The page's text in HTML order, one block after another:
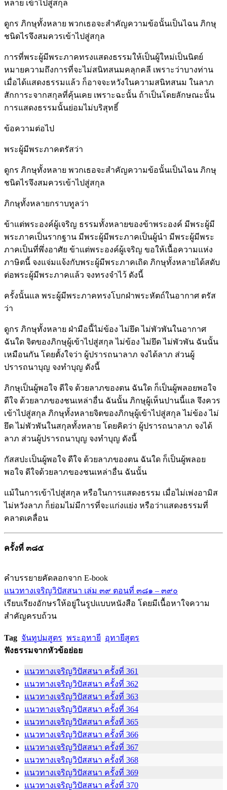
หลาย เข้าไปสู่สกุล
ดูกร ภิกษุทั้งหลาย พวกเธอจะสำคัญความข้อนั้นเป็นไฉน ภิกษุ
ชนิดไรจึงสมควรเข้าไปสู่สกุล
การที่พระผู้มีพระภาคทรงแสดงธรรมให้เป็นผู้ใหม่เป็นนิตย์
หมายความถึงการที่จะไม่สนิทสนมคลุกคลี เพราะว่าบางท่าน
เมื่อได้แสดงธรรมแล้ว ก็อาจจะหวังในความสนิทสนม ในลาภ
สักการะจากสกุลที่คุ้นเคย เพราะฉะนั้น ถ้าเป็นโดยลักษณะนั้น
การแสดงธรรมนั้นย่อมไม่บริสุทธิ์
ข้อความต่อไป
พระผู้มีพระภาคตรัสว่า
ดูกร ภิกษุทั้งหลาย พวกเธอจะสำคัญความข้อนั้นเป็นไฉน ภิกษุ
ชนิดไรจึงสมควรเข้าไปสู่สกุล
ภิกษุทั้งหลายกราบทูลว่า
ข้าแต่พระองค์ผู้เจริญ ธรรมทั้งหลายของข้าพระองค์ มีพระผู้มี
พระภาคเป็นรากฐาน มีพระผู้มีพระภาคเป็นผู้นำ มีพระผู้มีพระ
ภาคเป็นที่พึ่งอาศัย ข้าแต่พระองค์ผู้เจริญ ขอให้เนื้อความแห่ง
ภาษิตนี้ จงแจ่มแจ้งกับพระผู้มีพระภาคเถิด ภิกษุทั้งหลายได้สดับ
ต่อพระผู้มีพระภาคแล้ว จงทรงจำไว้ ดังนี้
ครั้งนั้นแล พระผู้มีพระภาคทรงโบกฝ่าพระหัตถ์ในอากาศ ตรัส
ว่า
ดูกร ภิกษุทั้งหลาย ฝ่ามือนี้ไม่ข้อง ไม่ยึด ไม่พัวพันในอากาศ
ฉันใด จิตของภิกษุผู้เข้าไปสู่สกุล ไม่ข้อง ไม่ยึด ไม่พัวพัน ฉันนั้น
เหมือนกัน โดยตั้งใจว่า ผู้ปรารถนาลาภ จงได้ลาภ ส่วนผู้
ปรารถนาบุญ จงทำบุญ ดังนี้
ภิกษุเป็นผู้พอใจ ดีใจ ด้วยลาภของตน ฉันใด ก็เป็นผู้พลอยพอใจ
ดีใจ ด้วยลาภของชนเหล่าอื่น ฉันนั้น ภิกษุผู้เห็นปานนี้แล จึงควร
เข้าไปสู่สกุล ภิกษุทั้งหลายจิตของภิกษุผู้เข้าไปสู่สกุล ไม่ข้อง ไม่
ยึด ไม่พัวพันในสกุลทั้งหลาย โดยคิดว่า ผู้ปรารถนาลาภ จงได้
ลาภ ส่วนผู้ปรารถนาบุญ จงทำบุญ ดังนี้
กัสสปะเป็นผู้พอใจ ดีใจ ด้วยลาภของตน ฉันใด ก็เป็นผู้พลอย
พอใจ ดีใจด้วยลาภของชนเหล่าอื่น ฉันนั้น
แม้ในการเข้าไปสู่สกุล หรือในการแสดงธรรม เมื่อไม่เพ่งอามิส
ไม่หวังลาภ ก็ย่อมไม่มีการที่จะแก่งแย่ง หรือว่าแสดงธรรมที่
คลาดเคลื่อน
ครั้งที่ ๓๘๕
คำบรรยายคัดลอกจาก E-book
แนวทางเจริญวิปัสสนา เล่ม ๓๙ ตอนที่ ๓๘๑ – ๓๙๐
เรียบเรียงอักษรให้อยู่ในรูปแบบหนังสือ โดยมีเนื้อหาใจความ
สำคัญครบถ้วน
Tag จันทูปมสูตร พระอุทายี อุทายีสูตร
ฟังธรรมจากหัวข้อย่อย
แนวทางเจริญวิปัสสนา ครั้งที่ 361
แนวทางเจริญวิปัสสนา ครั้งที่ 362
แนวทางเจริญวิปัสสนา ครั้งที่ 363
แนวทางเจริญวิปัสสนา ครั้งที่ 364
แนวทางเจริญวิปัสสนา ครั้งที่ 365
แนวทางเจริญวิปัสสนา ครั้งที่ 366
แนวทางเจริญวิปัสสนา ครั้งที่ 367
แนวทางเจริญวิปัสสนา ครั้งที่ 368
แนวทางเจริญวิปัสสนา ครั้งที่ 369
แนวทางเจริญวิปัสสนา ครั้งที่ 370